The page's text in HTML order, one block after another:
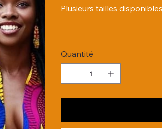
Plusieurs tailles disponibles
Quantité